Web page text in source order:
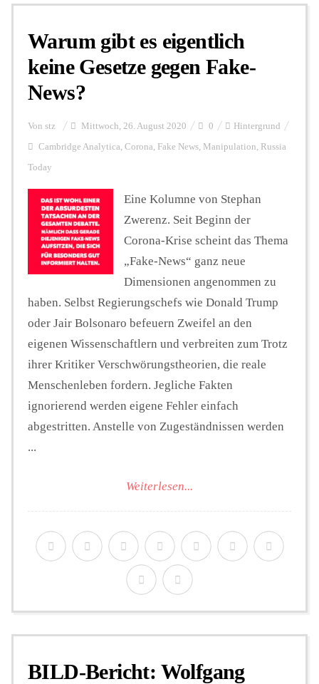
Personalien
FUNKTURM-Beiträge
Podcast
Seminare
Unterstützen
Warum gibt es eigentlich
keine Gesetze gegen Fake-
News?
Von stz Mittwoch, 26. August 2020 0 Hintergrund
Cambridge Analytica, Corona, Fake News, Manipulation, Russia
Today
Eine Kolumne von Stephan
Zwerenz. Seit Beginn der
Corona-Krise scheint das Thema
„Fake-News“ ganz neue
Dimensionen angenommen zu
haben. Selbst Regierungschefs wie Donald Trump
oder Jair Bolsonaro befeuern Zweifel an den
eigenen Wissenschaftlern und verbreiten zum Trotz
ihrer Kritiker Verschwörungstheorien, die reale
Menschenleben fordern. Jegliche Fakten
ignorierend werden eigene Fehler einfach
abgestritten. Anstelle von Zugeständnissen werden
...
Weiterlesen...
BILD-Bericht: Wolfgang